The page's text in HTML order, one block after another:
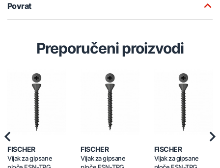
Povrat
Preporučeni proizvodi
FISCHER
Vijak za gipsane
FISCHER
Vijak za gipsane
FISCHER
Vijak za gipsane
Previous